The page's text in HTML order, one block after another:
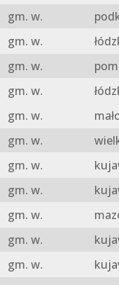
gm. w.
gm. w.
gm. w.
gm. w.
gm. w.
gm. w.
gm. w.
gm. w.
gm. w.
gm. w.
gm. w.